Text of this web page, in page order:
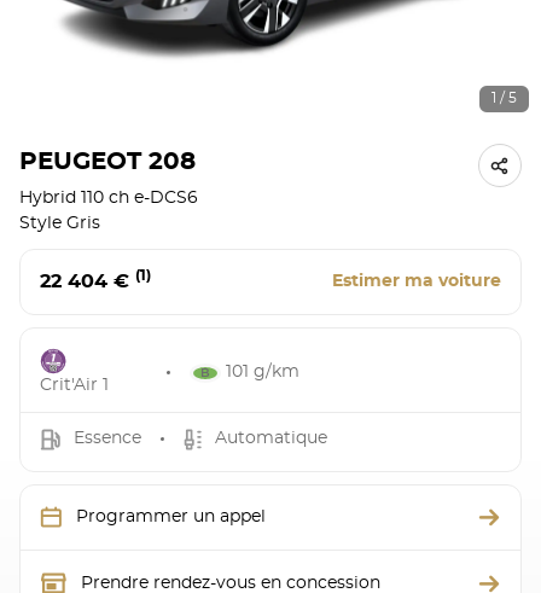
1 / 5
PEUGEOT 208
Hybrid 110 ch e-DCS6
Style Gris
22 404 € (1) Estimer ma voiture
Crit'Air 1
101 g/km
Essence Automatique
Programmer un appel
Prendre rendez-vous en concession